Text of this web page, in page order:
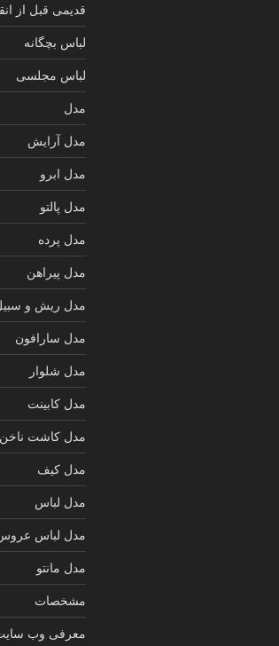
قدیمی قبل از
لباس بچگانه
لباس مجلسی
مدل
مدل آرایش
مدل ابرو
مدل پالتو
مدل پرده
مدل پیراهن
مدل ریش و
مدل سارافون
مدل شلوار
مدل کابینت
مدل کاشت ناخن
مدل کیف
مدل لباس
مدل لباس
مدل مانتو
مشخصات
معرفی وب